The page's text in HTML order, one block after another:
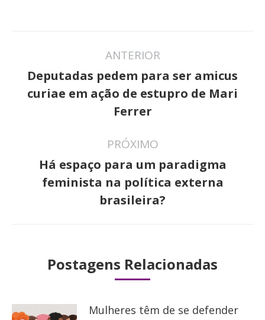
de
post:
ANTERIOR
Post
anterior:
Deputadas pedem para ser amicus
curiae em ação de estupro de Mari
Ferrer
PRÓXIMO
Próximo
post:
Há espaço para um paradigma
feminista na política externa
brasileira?
Postagens Relacionadas
Mulheres têm de se defender